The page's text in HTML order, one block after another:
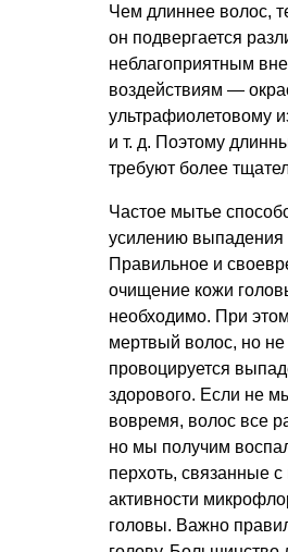
Чем длиннее волос,
он подвергается
неблагоприятным
воздействиям —
ультрафиолетовому
и т. д. Поэтому
требуют более
Частое мытье
усилению выпадения
Правильное и
очищение кожи
необходимо. При
мертвый волос, но не
провоцируется
здорового. Если не
вовремя, волос все
но мы получим
перхоть, связанные
активности
головы. Важно